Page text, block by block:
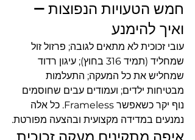
חמש הטעויות הנפוצות —
ואיך להימנע
עובי זכוכית לא מתאים לגובה; פרזול זול
שמחליד (תמיד 316 בחוץ); עיגון רדוד
שמחליש את כל המעקה; התעלמות
מבטיחות ילדים; ועמודים עבים שחוסמים
נוף יקר כשאפשר Frameless. כל אלה
נמנעים במדידה מקצועית ובהצעה מפורטת.